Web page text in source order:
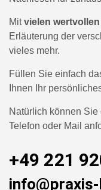
Mitvielen
Erläuterung der
vieles mehr.
Füllen Sie einfach
Ihnen Ihr
Natürlich können Sie
Telefon oder Mail
+49 221